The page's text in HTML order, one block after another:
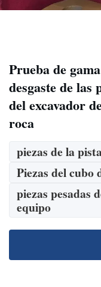
Prueba de
desgaste de
del excavador
roca
piezas de la
Piezas del cubo
piezas pesadas
equipo